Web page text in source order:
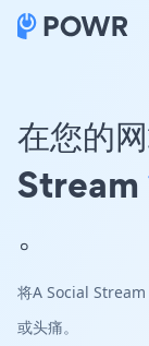
在您的
Stream
。
将A Social
或头痛。